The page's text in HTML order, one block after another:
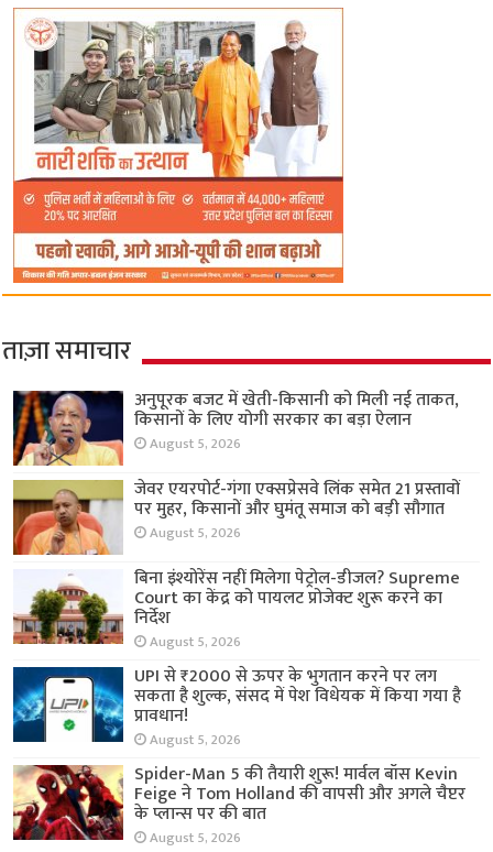
ताज़ा समाचार
अनुपूरक बजट में खेती-किसानी को मिली नई ताकत,
किसानों के लिए योगी सरकार का बड़ा ऐलान
August 5, 2026
जेवर एयरपोर्ट-गंगा एक्सप्रेसवे लिंक समेत 21 प्रस्तावों
पर मुहर, किसानों और घुमंतू समाज को बड़ी सौगात
August 5, 2026
बिना इंश्योरेंस नहीं मिलेगा पेट्रोल-डीजल? Supreme
Court का केंद्र को पायलट प्रोजेक्ट शुरू करने का
निर्देश
August 5, 2026
UPI से ₹2000 से ऊपर के भुगतान करने पर लग
सकता है शुल्क, संसद में पेश विधेयक में किया गया है
प्रावधान!
August 5, 2026
Spider-Man 5 की तैयारी शुरू! मार्वल बॉस Kevin
Feige ने Tom Holland की वापसी और अगले चैप्टर
के प्लान्स पर की बात
August 5, 2026